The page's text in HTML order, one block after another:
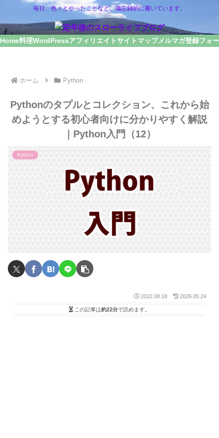
毎日、色々とやったことなど、備忘録的に書いています。
Home料理WordPressアフィリエイトサイトマップメルマガ登録フォ
ホーム Python
Pythonのタプルとコレクション、これから始
めようとする初心者向けに分かりやすく解説
｜Python入門（12）
Python
2022.08.18 2026.05.24
この記事は約22分で読めます。